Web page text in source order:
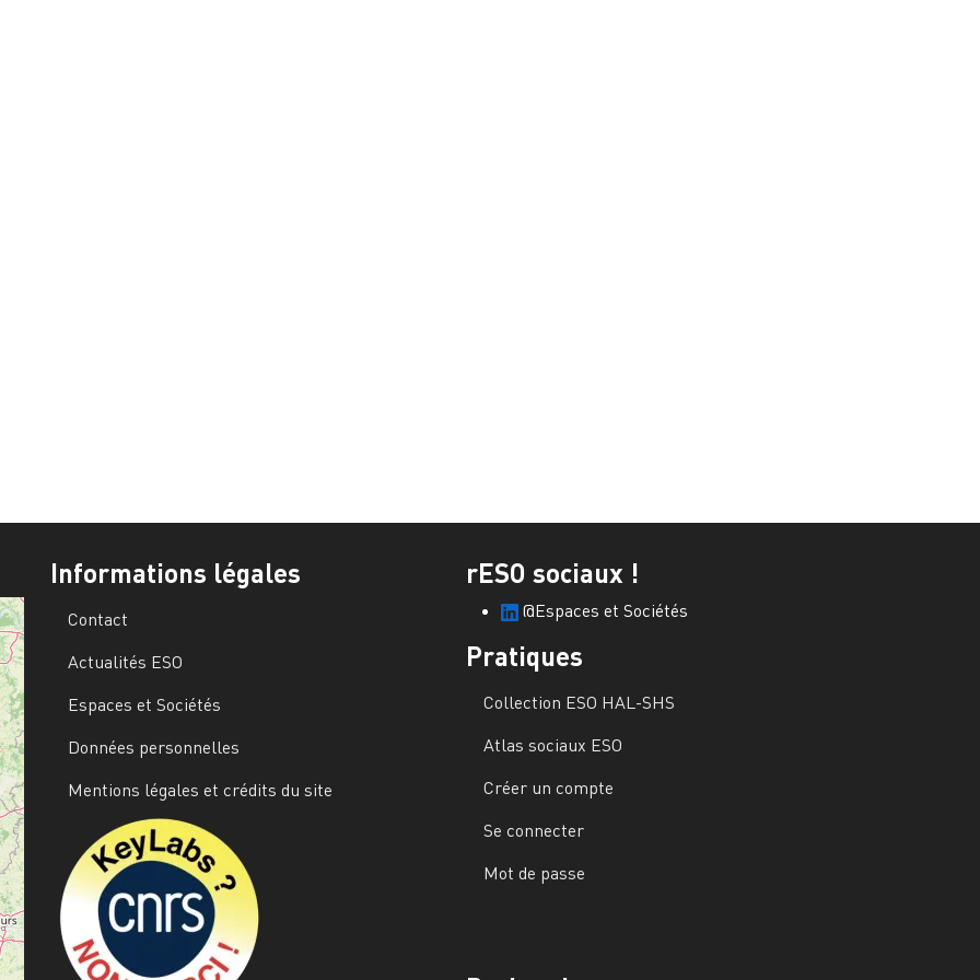
Informations légales
Contact
Actualités ESO
Espaces et Sociétés
Données personnelles
Mentions légales et crédits du site
rESO sociaux !
@Espaces et Sociétés
Pratiques
Collection ESO HAL-SHS
Atlas sociaux ESO
Créer un compte
Se connecter
Mot de passe